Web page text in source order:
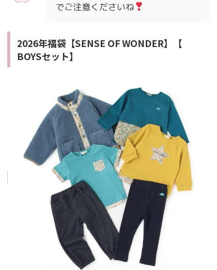
でご注意くださいね
2026年福袋【SENSE OF WONDER】【
BOYSセット】